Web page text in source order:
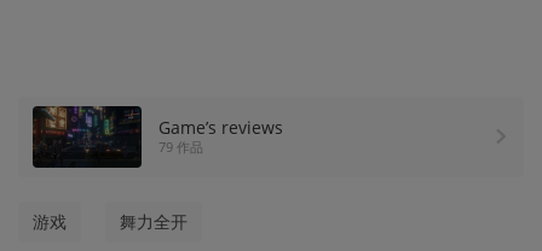
Game’s reviews
79 作品
游戏 舞力全开